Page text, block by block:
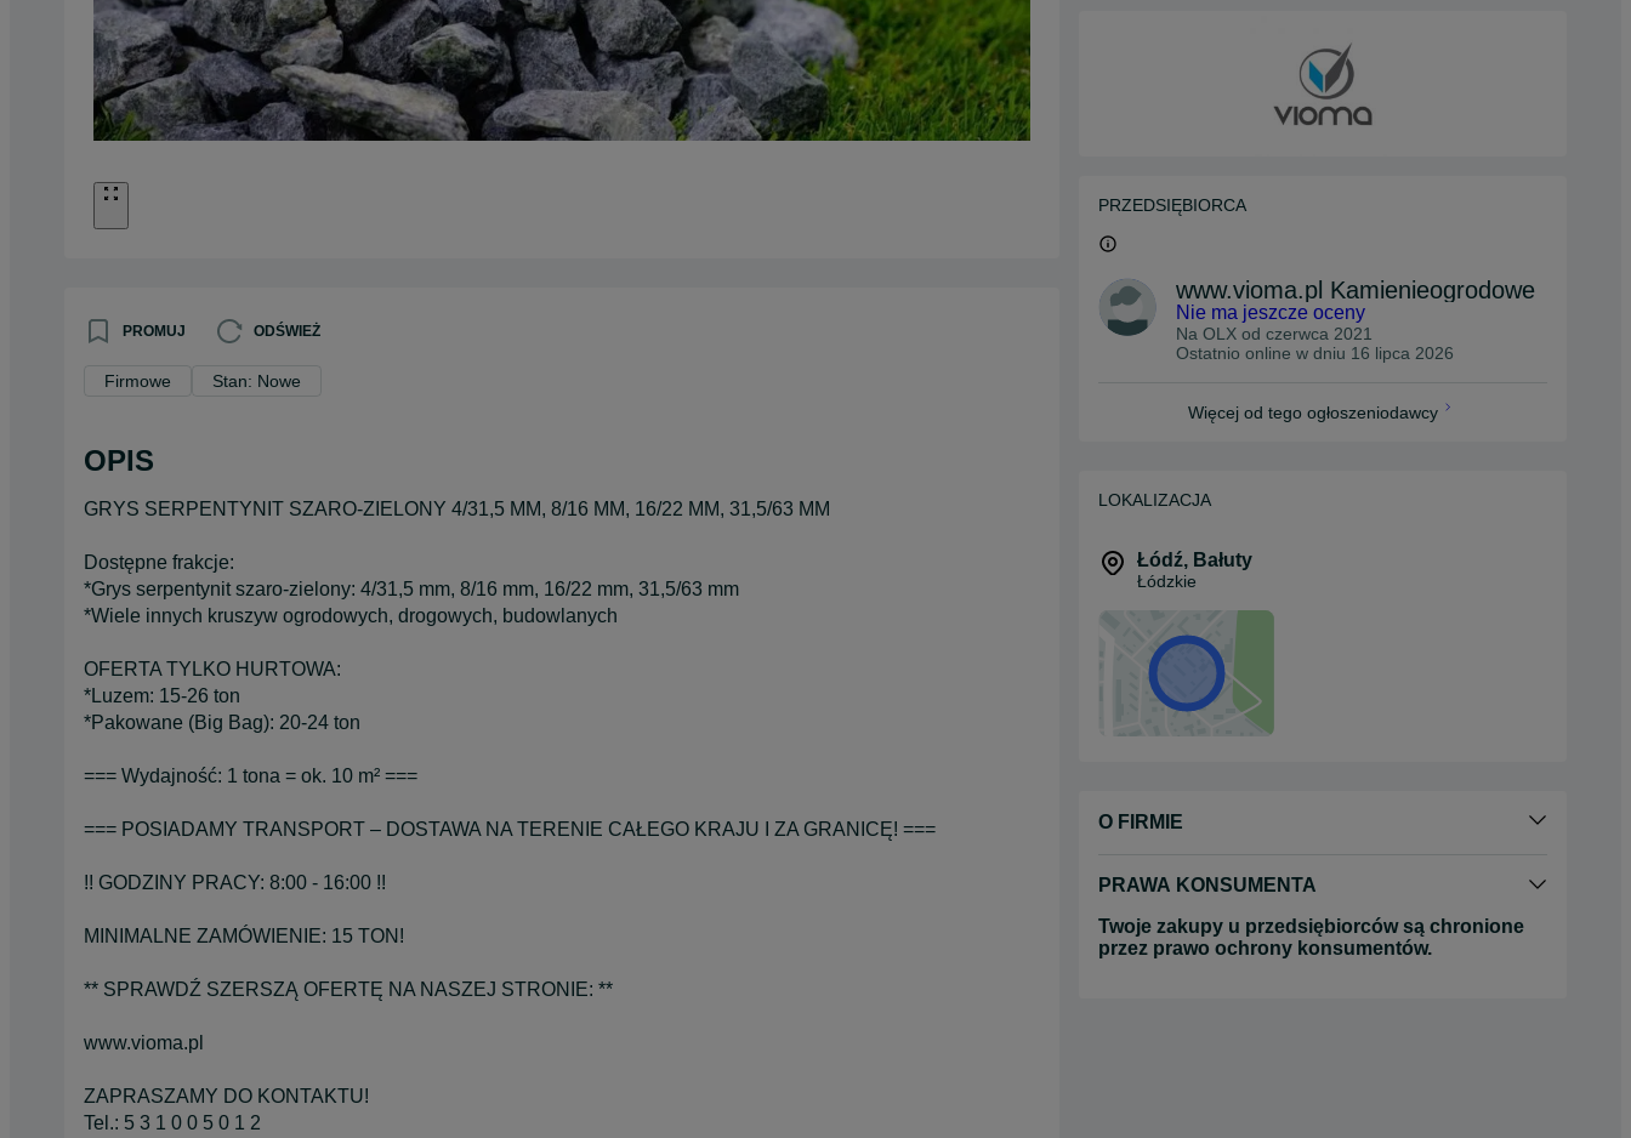
PROMUJ ODŚWIEŻ
Firmowe Stan: Nowe
OPIS
GRYS SERPENTYNIT SZARO-ZIELONY 4/31,5 MM, 8/16 MM, 16/22 MM, 31,5/63 MM
Dostępne frakcje:
*Grys serpentynit szaro-zielony: 4/31,5 mm, 8/16 mm, 16/22 mm, 31,5/63 mm
*Wiele innych kruszyw ogrodowych, drogowych, budowlanych
OFERTA TYLKO HURTOWA:
*Luzem: 15-26 ton
*Pakowane (Big Bag): 20-24 ton
=== Wydajność: 1 tona = ok. 10 m² ===
=== POSIADAMY TRANSPORT – DOSTAWA NA TERENIE CAŁEGO KRAJU I ZA GRANICĘ! ===
!! GODZINY PRACY: 8:00 - 16:00 !!
MINIMALNE ZAMÓWIENIE: 15 TON!
** SPRAWDŹ SZERSZĄ OFERTĘ NA NASZEJ STRONIE: **
www.vioma.pl
ZAPRASZAMY DO KONTAKTU!
Tel.: 5 3 1 0 0 5 0 1 2
PRZEDSIĘBIORCA
www.vioma.pl Kamienieogrodowe
Nie ma jeszcze oceny
Na OLX od czerwca 2021
Ostatnio online w dniu 16 lipca 2026
Więcej od tego ogłoszeniodawcy
LOKALIZACJA
Łódź, Bałuty
Łódzkie
O FIRMIE
PRAWA KONSUMENTA
Twoje zakupy u przedsiębiorców są chronione
przez prawo ochrony konsumentów.